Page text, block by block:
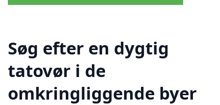
Søg efter en dygtig
tatovør i de
omkringliggende byer